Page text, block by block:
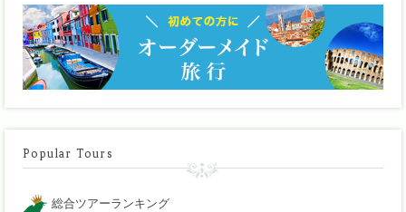
Popular Tours
総合ツアーランキング